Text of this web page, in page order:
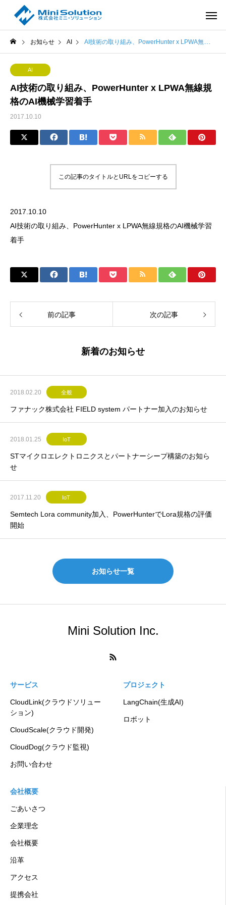
お知らせ AI AI技術の取り組み、PowerHunter x LPWA無線規格のAI機械学習着手
AI
AI技術の取り組み、PowerHunter x LPWA無線規
格のAI機械学習着手
2017.10.10
この記事のタイトルとURLをコピーする
2017.10.10
AI技術の取り組み、PowerHunter x LPWA無線規格のAI機械学習
着手
前の記事 次の記事
新着のお知らせ
2018.02.20 全般
ファナック株式会社 FIELD system パートナー加入のお知らせ
2018.01.25 IoT
STマイクロエレクトロニクスとパートナーシープ構築のお知ら
せ
2017.11.20 IoT
Semtech Lora community加入、PowerHunterでLora規格の評価
開始
お知らせ一覧
Mini Solution Inc.
サービス
CloudLink(クラウドソリュー
ション)
CloudScale(クラウド開発)
CloudDog(クラウド監視)
お問い合わせ
プロジェクト
LangChain(生成AI)
ロボット
会社概要
ごあいさつ
企業理念
会社概要
沿革
アクセス
提携会社